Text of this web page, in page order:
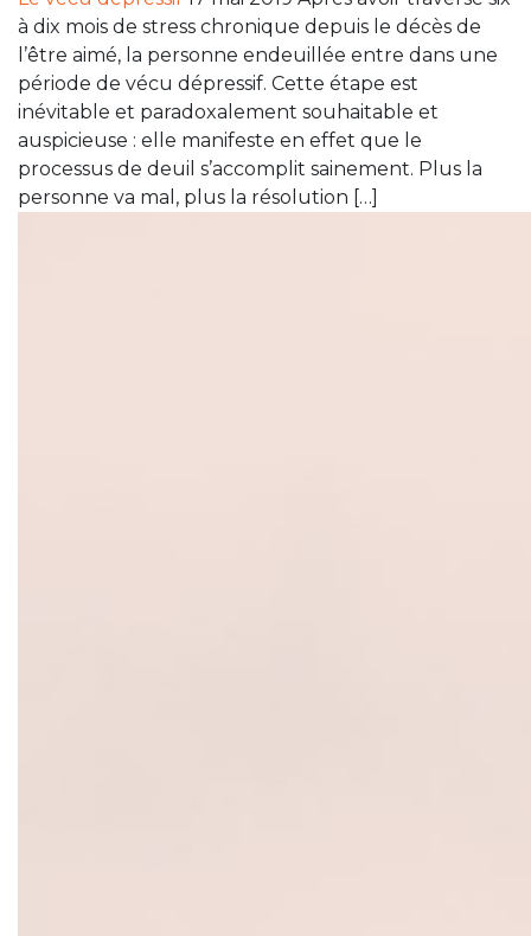
à dix mois de stress chronique depuis le décès de
l’être aimé, la personne endeuillée entre dans une
période de vécu dépressif. Cette étape est
inévitable et paradoxalement souhaitable et
auspicieuse : elle manifeste en effet que le
processus de deuil s’accomplit sainement. Plus la
personne va mal, plus la résolution […]